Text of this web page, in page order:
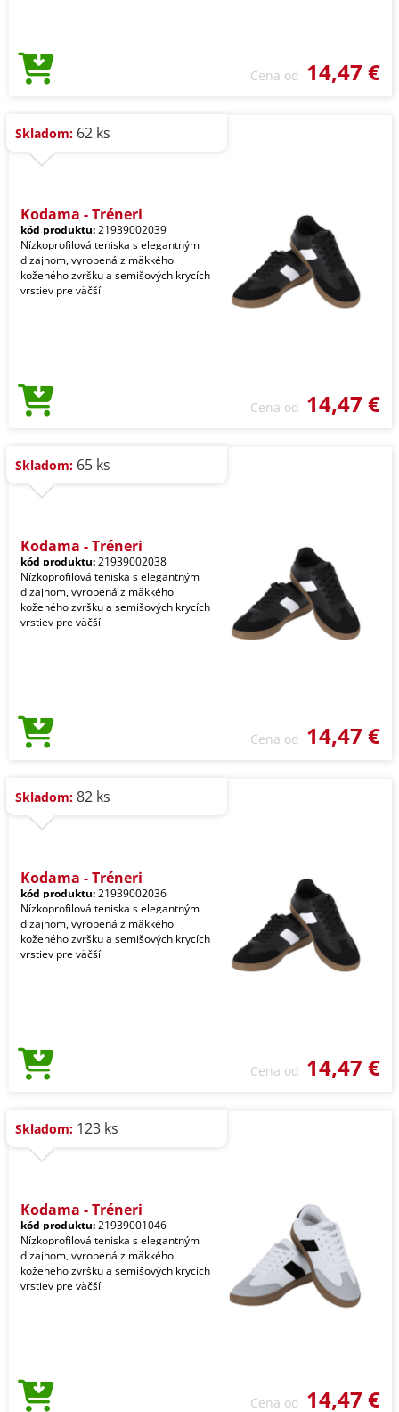
Cena od 14,47 €
Skladom: 62 ks
Kodama - Tréneri
kód produktu:21939002039
Nízkoprofilová teniska s elegantným
dizajnom, vyrobená z mäkkého
koženého zvršku a semišových krycích
vrstiev pre väčší
Cena od 14,47 €
Skladom: 65 ks
Kodama - Tréneri
kód produktu:21939002038
Nízkoprofilová teniska s elegantným
dizajnom, vyrobená z mäkkého
koženého zvršku a semišových krycích
vrstiev pre väčší
Cena od 14,47 €
Skladom: 82 ks
Kodama - Tréneri
kód produktu:21939002036
Nízkoprofilová teniska s elegantným
dizajnom, vyrobená z mäkkého
koženého zvršku a semišových krycích
vrstiev pre väčší
Cena od 14,47 €
Skladom: 123 ks
Kodama - Tréneri
kód produktu:21939001046
Nízkoprofilová teniska s elegantným
dizajnom, vyrobená z mäkkého
koženého zvršku a semišových krycích
vrstiev pre väčší
Cena od 14,47 €